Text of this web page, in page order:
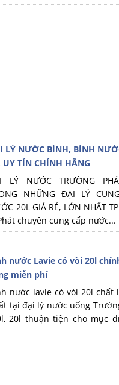
LÝ NƯỚC BÌNH, BÌNH
UY TÍN CHÍNH HÃNG
LÝ NƯỚC TRƯỜNG
NHỮNG ĐẠI LÝ
20L GIÁ RẺ, LỚN NHẤT
chuyên cung cấp nước...
nước Lavie có vòi 20l
miễn phí
nước lavie có vòi 20l chất
tại đại lý nước uống
20l thuận tiện cho mục